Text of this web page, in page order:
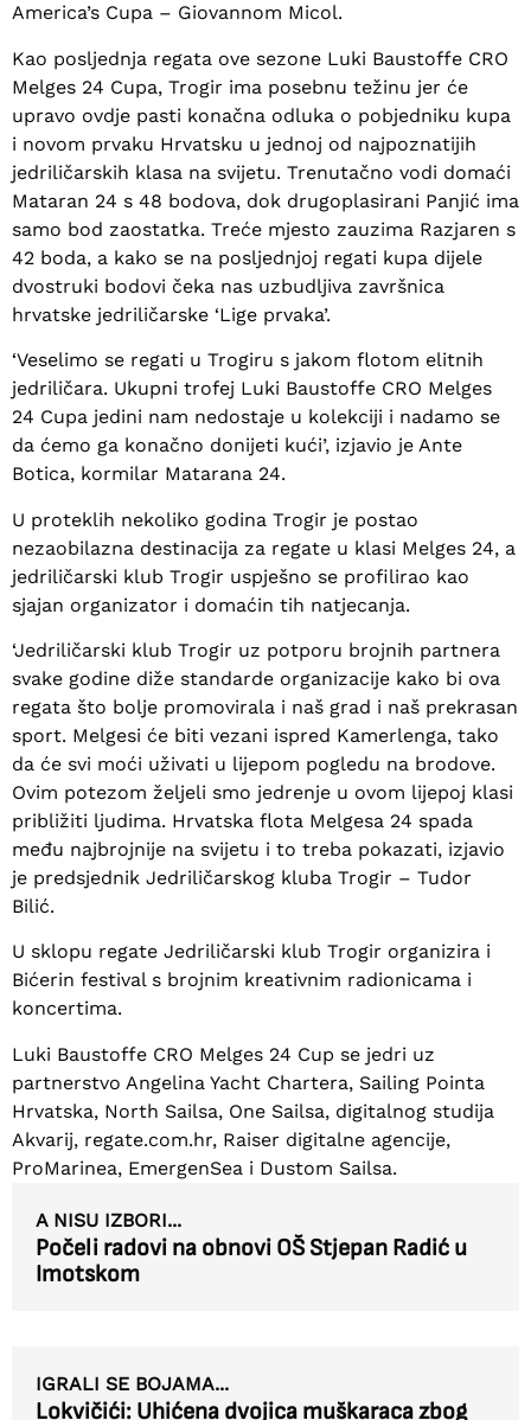
America’s Cupa – Giovannom Micol.
Kao posljednja regata ove sezone Luki Baustoffe CRO
Melges 24 Cupa, Trogir ima posebnu težinu jer će
upravo ovdje pasti konačna odluka o pobjedniku kupa
i novom prvaku Hrvatsku u jednoj od najpoznatijih
jedriličarskih klasa na svijetu. Trenutačno vodi domaći
Mataran 24 s 48 bodova, dok drugoplasirani Panjić ima
samo bod zaostatka. Treće mjesto zauzima Razjaren s
42 boda, a kako se na posljednjoj regati kupa dijele
dvostruki bodovi čeka nas uzbudljiva završnica
hrvatske jedriličarske ‘Lige prvaka’.
‘Veselimo se regati u Trogiru s jakom flotom elitnih
jedriličara. Ukupni trofej Luki Baustoffe CRO Melges
24 Cupa jedini nam nedostaje u kolekciji i nadamo se
da ćemo ga konačno donijeti kući’, izjavio je Ante
Botica, kormilar Matarana 24.
U proteklih nekoliko godina Trogir je postao
nezaobilazna destinacija za regate u klasi Melges 24, a
jedriličarski klub Trogir uspješno se profilirao kao
sjajan organizator i domaćin tih natjecanja.
‘Jedriličarski klub Trogir uz potporu brojnih partnera
svake godine diže standarde organizacije kako bi ova
regata što bolje promovirala i naš grad i naš prekrasan
sport. Melgesi će biti vezani ispred Kamerlenga, tako
da će svi moći uživati u lijepom pogledu na brodove.
Ovim potezom željeli smo jedrenje u ovom lijepoj klasi
približiti ljudima. Hrvatska flota Melgesa 24 spada
među najbrojnije na svijetu i to treba pokazati, izjavio
je predsjednik Jedriličarskog kluba Trogir – Tudor
Bilić.
U sklopu regate Jedriličarski klub Trogir organizira i
Bićerin festival s brojnim kreativnim radionicama i
koncertima.
Luki Baustoffe CRO Melges 24 Cup se jedri uz
partnerstvo Angelina Yacht Chartera, Sailing Pointa
Hrvatska, North Sailsa, One Sailsa, digitalnog studija
Akvarij, regate.com.hr, Raiser digitalne agencije,
ProMarinea, EmergenSea i Dustom Sailsa.
A NISU IZBORI...
Počeli radovi na obnovi OŠ Stjepan Radić u
Imotskom
IGRALI SE BOJAMA...
Lokvičići: Uhićena dvojica muškaraca zbog